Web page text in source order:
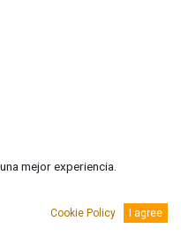
laborables
mejor experiencia.
Cookie Policy I agree